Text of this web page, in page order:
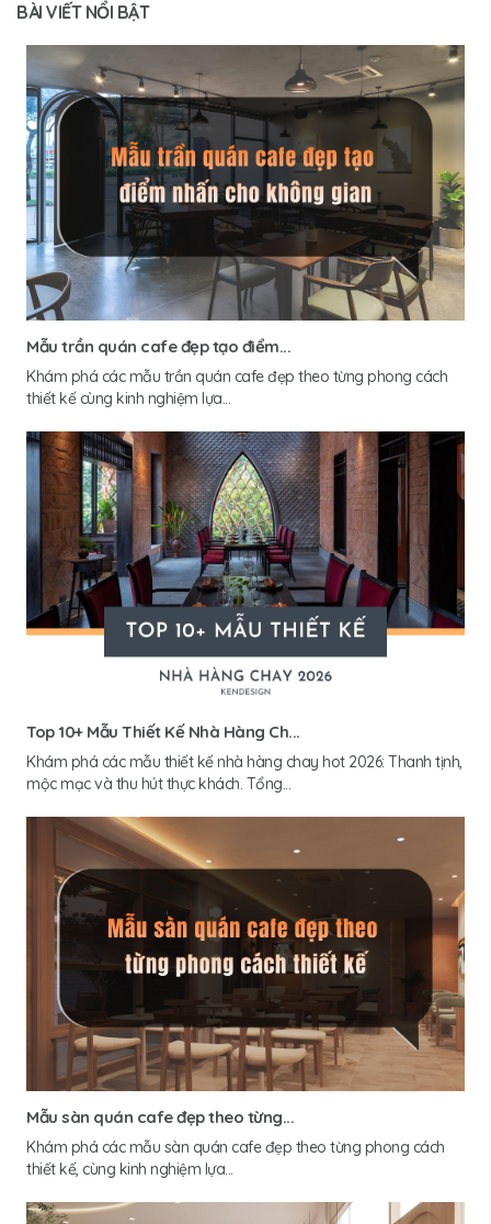
BÀI VIẾT NỔI BẬT
Mẫu trần quán cafe đẹp tạo điểm...
Khám phá các mẫu trần quán cafe đẹp theo từng phong cách
thiết kế cùng kinh nghiệm lựa...
Top 10+ Mẫu Thiết Kế Nhà Hàng Ch...
Khám phá các mẫu thiết kế nhà hàng chay hot 2026: Thanh tịnh,
mộc mạc và thu hút thực khách. Tổng...
Mẫu sàn quán cafe đẹp theo từng...
Khám phá các mẫu sàn quán cafe đẹp theo từng phong cách
thiết kế, cùng kinh nghiệm lựa...